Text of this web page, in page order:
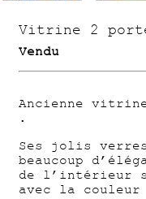
Vitrine 2
Vendu
Ancienne
.
Ses jolis
beaucoup
de l’intérieur
avec la